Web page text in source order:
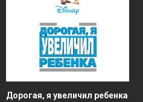
Дорогая, я увеличил ребенка